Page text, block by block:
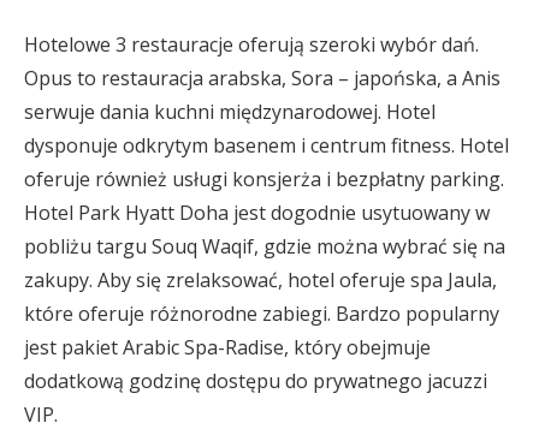
Hotelowe 3 restauracje oferują szeroki wybór dań.
Opus to restauracja arabska, Sora – japońska, a Anis
serwuje dania kuchni międzynarodowej. Hotel
dysponuje odkrytym basenem i centrum fitness. Hotel
oferuje również usługi konsjerża i bezpłatny parking.
Hotel Park Hyatt Doha jest dogodnie usytuowany w
pobliżu targu Souq Waqif, gdzie można wybrać się na
zakupy. Aby się zrelaksować, hotel oferuje spa Jaula,
które oferuje różnorodne zabiegi. Bardzo popularny
jest pakiet Arabic Spa-Radise, który obejmuje
dodatkową godzinę dostępu do prywatnego jacuzzi
VIP.